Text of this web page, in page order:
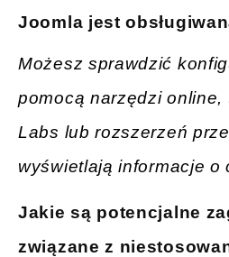
Joomla jest
Możesz sprawdzić
pomocą narzędzi online,
Labs lub rozszerzeń
wyświetlają informacje o
Jakie są potencjalne
związane z